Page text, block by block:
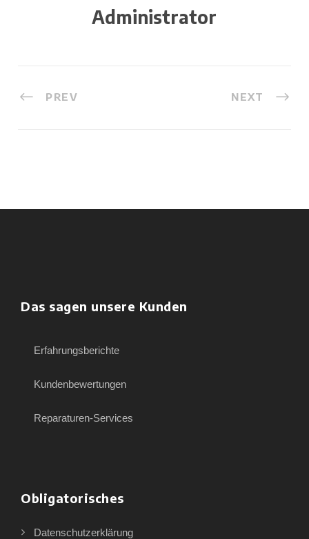
Administrator
PREV NEXT
Das sagen unsere Kunden
Erfahrungsberichte
Kundenbewertungen
Reparaturen-Services
Obligatorisches
Datenschutzerklärung